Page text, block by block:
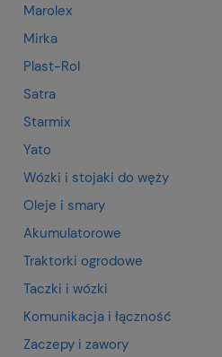
Marolex
Mirka
Plast-Rol
Satra
Starmix
Yato
Wózki i stojaki do węży
Oleje i smary
Akumulatorowe
Traktorki ogrodowe
Taczki i wózki
Komunikacja i łączność
Zaczepy i zawory